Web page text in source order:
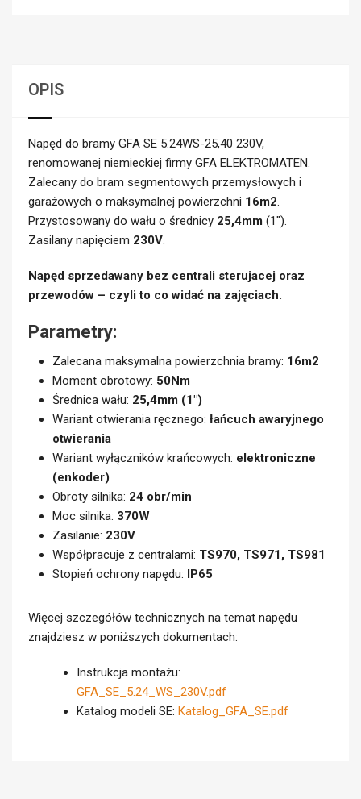
OPIS
Napęd do bramy GFA SE 5.24WS-25,40 230V,
renomowanej niemieckiej firmy GFA ELEKTROMATEN.
Zalecany do bram segmentowych przemysłowych i
garażowych o maksymalnej powierzchni 16m2.
Przystosowany do wału o średnicy 25,4mm (1″).
Zasilany napięciem 230V.
Napęd sprzedawany bez centrali sterujacej oraz
przewodów – czyli to co widać na zajęciach.
Parametry:
Zalecana maksymalna powierzchnia bramy: 16m2
Moment obrotowy: 50Nm
Średnica wału: 25,4mm (1″)
Wariant otwierania ręcznego: łańcuch awaryjnego
otwierania
Wariant wyłączników krańcowych: elektroniczne
(enkoder)
Obroty silnika: 24 obr/min
Moc silnika: 370W
Zasilanie: 230V
Współpracuje z centralami: TS970, TS971, TS981
Stopień ochrony napędu: IP65
Więcej szczegółów technicznych na temat napędu
znajdziesz w poniższych dokumentach:
Instrukcja montażu:
GFA_SE_5.24_WS_230V.pdf
Katalog modeli SE: Katalog_GFA_SE.pdf